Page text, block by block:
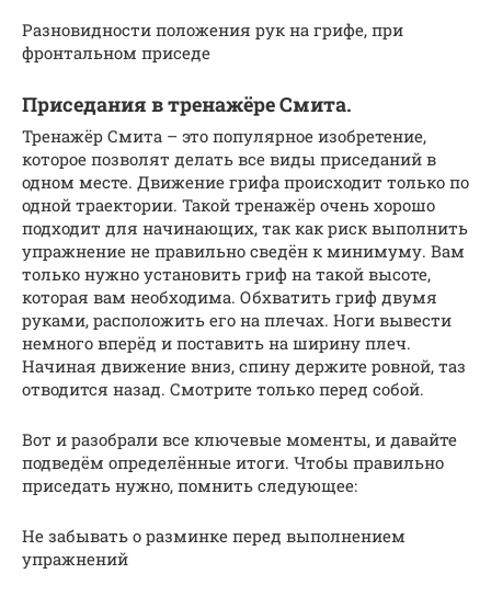
Разновидности положения рук на грифе, при
фронтальном приседе
Приседания в тренажёре Смита.
Тренажёр Смита – это популярное изобретение,
которое позволят делать все виды приседаний в
одном месте. Движение грифа происходит только по
одной траектории. Такой тренажёр очень хорошо
подходит для начинающих, так как риск выполнить
упражнение не правильно сведён к минимуму. Вам
только нужно установить гриф на такой высоте,
которая вам необходима. Обхватить гриф двумя
руками, расположить его на плечах. Ноги вывести
немного вперёд и поставить на ширину плеч.
Начиная движение вниз, спину держите ровной, таз
отводится назад. Смотрите только перед собой.
Вот и разобрали все ключевые моменты, и давайте
подведём определённые итоги. Чтобы правильно
приседать нужно, помнить следующее:
Не забывать о разминке перед выполнением
упражнений